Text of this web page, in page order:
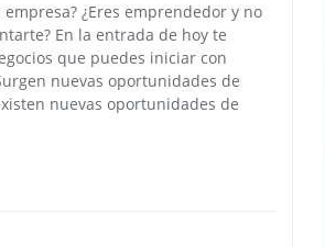
¿Eres emprendedor y no
En la entrada de hoy te
que puedes iniciar con
nuevas oportunidades de
nuevas oportunidades de